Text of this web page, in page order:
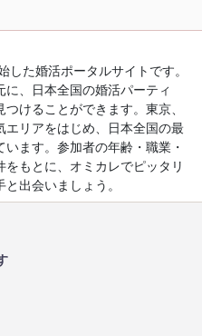
た婚活ポータルサイトです。
、日本全国の婚活パーティ
けることができます。東京、
エリアをはじめ、日本全国の最
ます。参加者の年齢・職業・
もとに、オミカレでピッタリ
出会いましょう。